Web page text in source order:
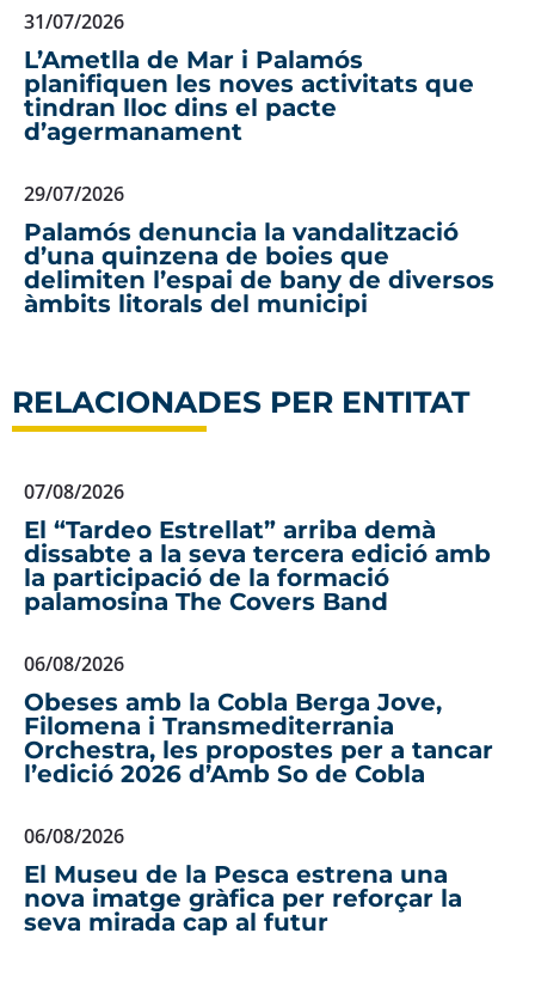
31/07/2026
L’Ametlla de Mar i Palamós
planifiquen les noves activitats que
tindran lloc dins el pacte
d’agermanament
29/07/2026
Palamós denuncia la vandalització
d’una quinzena de boies que
delimiten l’espai de bany de diversos
àmbits litorals del municipi
RELACIONADES PER ENTITAT
07/08/2026
El “Tardeo Estrellat” arriba demà
dissabte a la seva tercera edició amb
la participació de la formació
palamosina The Covers Band
06/08/2026
Obeses amb la Cobla Berga Jove,
Filomena i Transmediterrania
Orchestra, les propostes per a tancar
l’edició 2026 d’Amb So de Cobla
06/08/2026
El Museu de la Pesca estrena una
nova imatge gràfica per reforçar la
seva mirada cap al futur